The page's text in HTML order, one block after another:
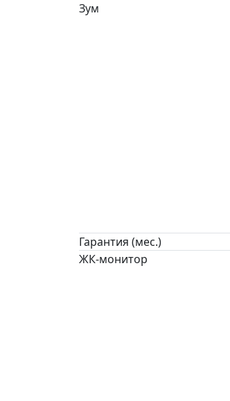
Зум
Гарантия (мес.)
ЖК-монитор